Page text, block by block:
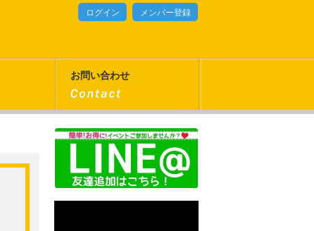
ログイン メンバー登録
お問い合わせ